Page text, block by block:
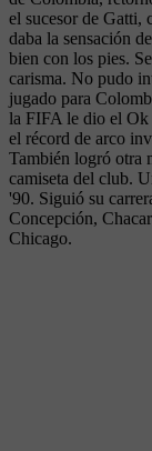
el sucesor de Gatti,
daba la sensación
bien con los pies.
carisma. No pudo
jugado para
la FIFA le dio el Ok
el récord de arco
También logró otra
camiseta del club.
'90. Siguió su
Concepción,
Chicago.